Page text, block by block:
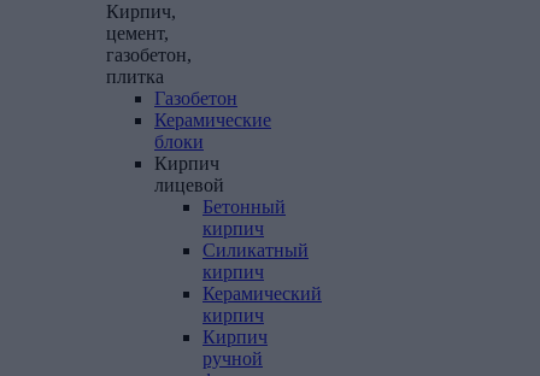
Кирпич,
цемент,
газобетон,
плитка
Газобетон
Керамические
блоки
Кирпич
лицевой
Бетонный
кирпич
Силикатный
кирпич
Керамический
кирпич
Кирпич
ручной